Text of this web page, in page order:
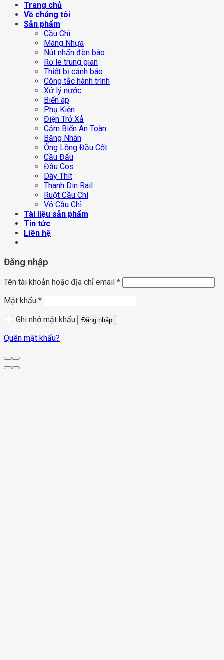
Trang chủ
Về chúng tôi
Sản phẩm
Cầu Chì
Máng Nhựa
Nút nhấn đèn báo
Rơ le trung gian
Thiết bị cảnh báo
Công tắc hành trình
Xử lý nước
Biến áp
Phụ Kiện
Điện Trở Xả
Cảm Biến An Toàn
Băng Nhãn
Ống Lồng Đầu Cốt
Cầu Đấu
Đầu Cos
Dây Thít
Thanh Din Rail
Ruột Cầu Chì
Vỏ Cầu Chì
Tài liệu sản phẩm
Tin tức
Liên hệ
Đăng nhập
Tên tài khoản hoặc địa chỉ email *
Mật khẩu *
Ghi nhớ mật khẩu
Đăng nhập
Quên mật khẩu?